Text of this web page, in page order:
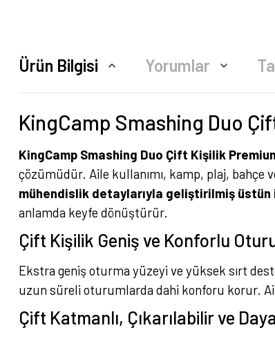
Ürün Bilgisi Yorumlar
KingCamp Smashing Duo
KingCamp Smashing Duo Çift Kişilik
çözümüdür. Aile kullanımı, kamp, plaj, bahçe
mühendislik detaylarıyla geliştirilmiş üstün
anlamda keyfe dönüştürür.
Çift Kişilik Geniş ve Konforlu
Ekstra geniş oturma yüzeyi ve yüksek sırt
uzun süreli oturumlarda dahi konforu korur.
Çift Katmanlı, Çıkarılabilir ve